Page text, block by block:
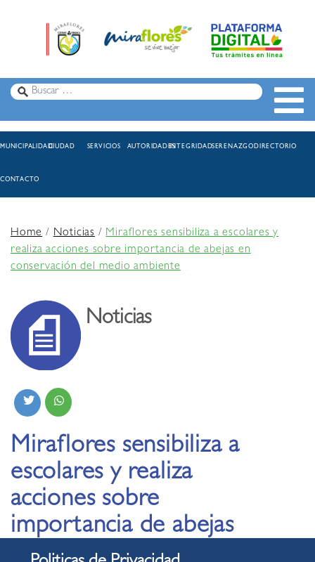
MUNICIPALIDADCIUDAD SERVICIOS AUTORIDADESINTEGRIDADSERENAZGODIRECTORIO
CONTACTO
Home/Noticias /Miraflores sensibiliza a escolares y
realiza acciones sobre importancia de abejas en
conservación del medio ambiente
Noticias
Miraflores sensibiliza a
escolares y realiza
acciones sobre
importancia de abejas
en conservación del